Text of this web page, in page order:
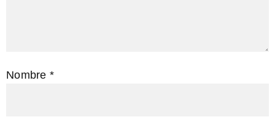
Nombre *